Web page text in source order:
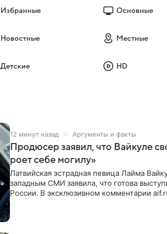
Избранные Основные
Новостные Местные
Детские HD
12 минут назад Аргументы и факты
Продюсер заявил, что Вайкуле
роет себе могилу»
Латвийская эстрадная певица Лайма
западным СМИ заявила, что готова
России. В эксклюзивном комментарии